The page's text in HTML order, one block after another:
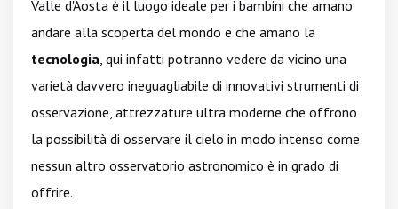
Valle d'Aosta è il luogo ideale per i bambini che amano
andare alla scoperta del mondo e che amano la
tecnologia, qui infatti potranno vedere da vicino una
varietà davvero ineguagliabile di innovativi strumenti di
osservazione, attrezzature ultra moderne che offrono
la possibilità di osservare il cielo in modo intenso come
nessun altro osservatorio astronomico è in grado di
offrire.